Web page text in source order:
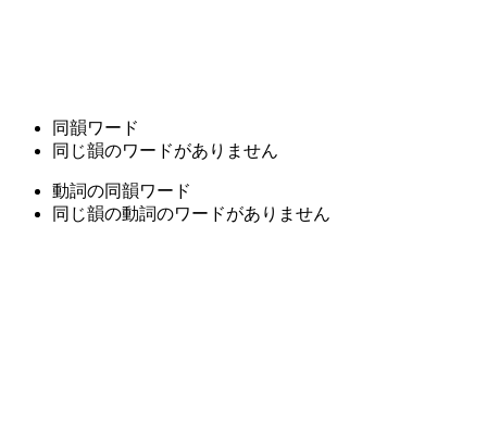
同韻ワード
同じ韻のワードがありません
動詞の同韻ワード
同じ韻の動詞のワードがありません